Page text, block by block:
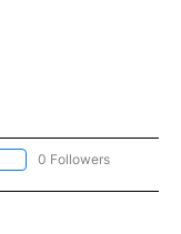
FOLLOW "NOTICIAS" TO
0 Followers